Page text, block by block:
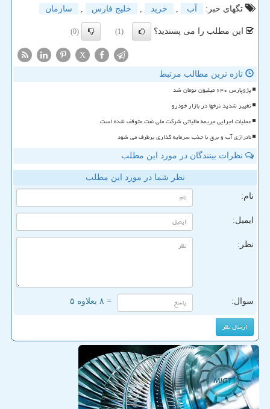
تگهای خبر: آب , خرید , خلیج فارس , سازمان
این مطلب را می پسندید؟ (1)
(0)
X
تازه ترین مطالب مرتبط
پژوپارس ۶۴۰ میلیون تومان شد
تغییر شدید نرخها در بازار خودرو
عملیات اجرایی جریمه مالیاتی شرکت ملی نفت متوقف شده است
ناترازی آب و برق با جذب سرمایه گذاری برطرف می شود
نظرات بینندگان در مورد این مطلب
نظر شما در مورد این مطلب
نام:
ایمیل:
نظر:
سوال: = ۸ بعلاوه ۵